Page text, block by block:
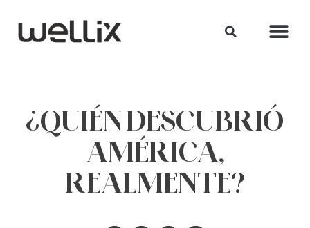
¿QUIÉN DESCUBRIÓ
AMÉRICA,
REALMENTE?